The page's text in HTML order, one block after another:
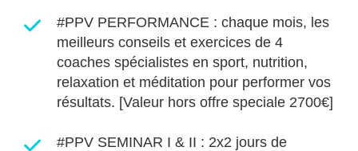
#PPV PERFORMANCE : chaque mois, les
meilleurs conseils et exercices de 4
coaches spécialistes en sport, nutrition,
relaxation et méditation pour performer vos
résultats. [Valeur hors offre speciale 2700€]
#PPV SEMINAR I & II : 2x2 jours de